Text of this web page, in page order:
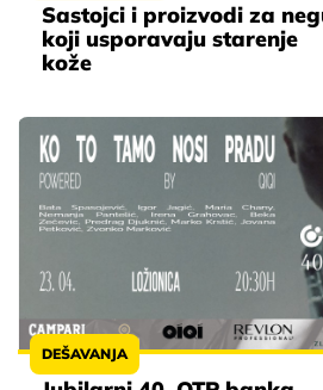
Sastojci i proizvodi za
koji usporavaju starenje
kože
DEŠAVANJA